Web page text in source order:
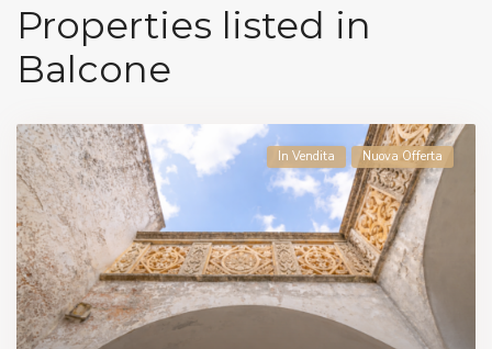
Properties listed in
Balcone
In Vendita Nuova Offerta